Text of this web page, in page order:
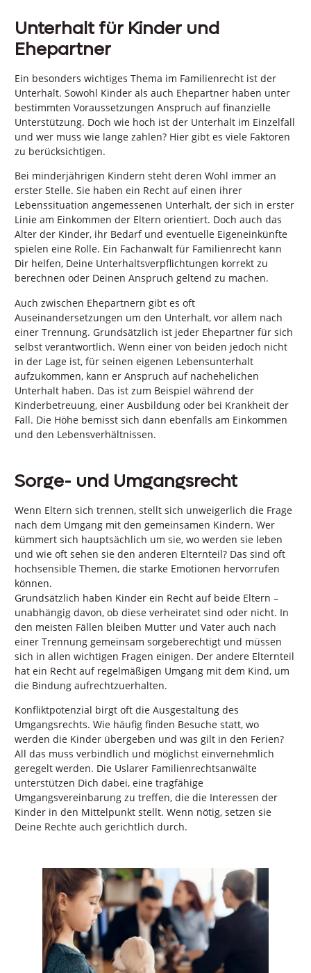
Unterhalt für Kinder und
Ehepartner
Ein besonders wichtiges Thema im Familienrecht ist der
Unterhalt. Sowohl Kinder als auch Ehepartner haben unter
bestimmten Voraussetzungen Anspruch auf finanzielle
Unterstützung. Doch wie hoch ist der Unterhalt im Einzelfall
und wer muss wie lange zahlen? Hier gibt es viele Faktoren
zu berücksichtigen.
Bei minderjährigen Kindern steht deren Wohl immer an
erster Stelle. Sie haben ein Recht auf einen ihrer
Lebenssituation angemessenen Unterhalt, der sich in erster
Linie am Einkommen der Eltern orientiert. Doch auch das
Alter der Kinder, ihr Bedarf und eventuelle Eigeneinkünfte
spielen eine Rolle. Ein Fachanwalt für Familienrecht kann
Dir helfen, Deine Unterhaltsverpflichtungen korrekt zu
berechnen oder Deinen Anspruch geltend zu machen.
Auch zwischen Ehepartnern gibt es oft
Auseinandersetzungen um den Unterhalt, vor allem nach
einer Trennung. Grundsätzlich ist jeder Ehepartner für sich
selbst verantwortlich. Wenn einer von beiden jedoch nicht
in der Lage ist, für seinen eigenen Lebensunterhalt
aufzukommen, kann er Anspruch auf nachehelichen
Unterhalt haben. Das ist zum Beispiel während der
Kinderbetreuung, einer Ausbildung oder bei Krankheit der
Fall. Die Höhe bemisst sich dann ebenfalls am Einkommen
und den Lebensverhältnissen.
Sorge- und Umgangsrecht
Wenn Eltern sich trennen, stellt sich unweigerlich die Frage
nach dem Umgang mit den gemeinsamen Kindern. Wer
kümmert sich hauptsächlich um sie, wo werden sie leben
und wie oft sehen sie den anderen Elternteil? Das sind oft
hochsensible Themen, die starke Emotionen hervorrufen
können.
Grundsätzlich haben Kinder ein Recht auf beide Eltern –
unabhängig davon, ob diese verheiratet sind oder nicht. In
den meisten Fällen bleiben Mutter und Vater auch nach
einer Trennung gemeinsam sorgeberechtigt und müssen
sich in allen wichtigen Fragen einigen. Der andere Elternteil
hat ein Recht auf regelmäßigen Umgang mit dem Kind, um
die Bindung aufrechtzuerhalten.
Konfliktpotenzial birgt oft die Ausgestaltung des
Umgangsrechts. Wie häufig finden Besuche statt, wo
werden die Kinder übergeben und was gilt in den Ferien?
All das muss verbindlich und möglichst einvernehmlich
geregelt werden. Die Uslarer Familienrechtsanwälte
unterstützen Dich dabei, eine tragfähige
Umgangsvereinbarung zu treffen, die die Interessen der
Kinder in den Mittelpunkt stellt. Wenn nötig, setzen sie
Deine Rechte auch gerichtlich durch.